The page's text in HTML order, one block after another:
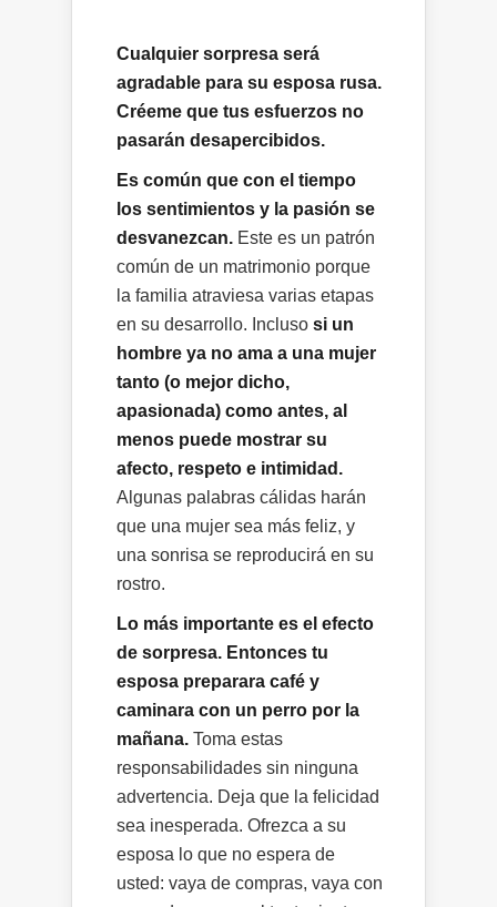
Cualquier sorpresa será
agradable para su esposa rusa.
Créeme que tus esfuerzos no
pasarán desapercibidos.
Es común que con el tiempo
los sentimientos y la pasión se
desvanezcan. Este es un patrón
común de un matrimonio porque
la familia atraviesa varias etapas
en su desarrollo. Incluso si un
hombre ya no ama a una mujer
tanto (o mejor dicho,
apasionada) como antes, al
menos puede mostrar su
afecto, respeto e intimidad.
Algunas palabras cálidas harán
que una mujer sea más feliz, y
una sonrisa se reproducirá en su
rostro.
Lo más importante es el efecto
de sorpresa. Entonces tu
esposa preparara café y
caminara con un perro por la
mañana. Toma estas
responsabilidades sin ninguna
advertencia. Deja que la felicidad
sea inesperada. Ofrezca a su
esposa lo que no espera de
usted: vaya de compras, vaya con